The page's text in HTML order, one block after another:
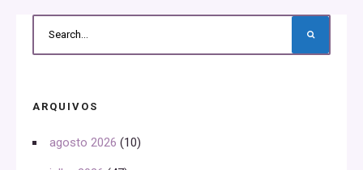
ARQUIVOS
agosto 2026 (10)